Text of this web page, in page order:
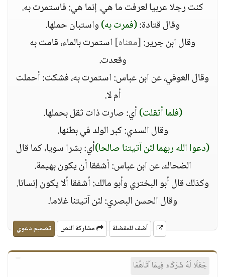
كنت رجلا عربيا لعرفت ما هي. إنما هي: فاستمرت به.
وقال قتادة:(فمرت به)واستبان حملها.
وقال ابن جرير:[معناه] استمرت بالماء، قامت به
وقعدت.
وقال العوفي، عن ابن عباس: استمرت به، فشكت: أحملت
أم لا.
(فلما أثقلت)أي: صارت ذات ثقل بحملها.
وقال السدي: كبر الولد في بطنها.
(دعوا الله ربهما لئن آتيتنا صالحا)أي: بشرا سويا، كما قال
الضحاك، عن ابن عباس: أشفقا أن يكون بهيمة.
وكذلك قال أبو البختري وأبو مالك: أشفقا ألا يكون إنسانا.
وقال الحسن البصري: لئن آتيتنا غلاما.
أضف للمفضلة مشاركة النص تصميم دعوي
جَعَلَا لَهُ شُرَكَاءَ فِيمَا آتَاهُمَا